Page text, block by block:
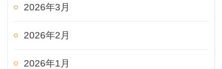
2026年3月
2026年2月
2026年1月